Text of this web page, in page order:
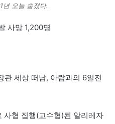
년 오늘 숨졌다.
사망 1,200명
관 세상 떠남, 아랍과의 6일전
사형 집행(교수형)된 알리레자